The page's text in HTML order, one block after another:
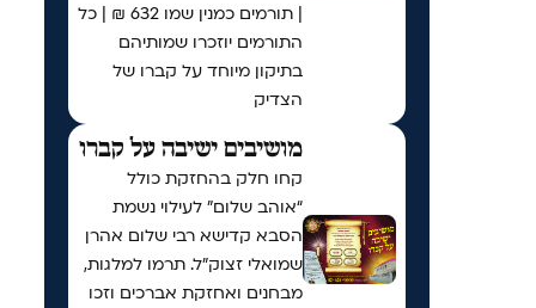
| תורמים כמנין שמו 632 ₪ | כל
התורמים יוזכרו שמותיהם
בתיקון מיוחד על קברו של
הצדיק
מושיבים ישיבה על קברו
קחו חלק בהחזקת כולל
“אוהב שלום” לעילוי נשמת
הסבא קדישא רבי שלום אהרן
שמואלי זצוק״ל. תרמו למלגות,
מבחנים ואחזקת אברכים וזכו